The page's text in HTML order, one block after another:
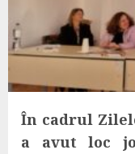
În cadrul
a avut loc